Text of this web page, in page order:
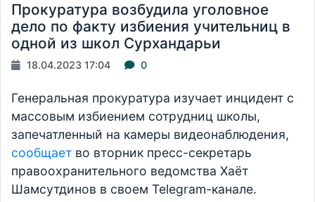
Прокуратура возбудила уголовное
дело по факту избиения учительниц в
одной из школ Сурхандарьи
18.04.2023 17:04 0
Генеральная прокуратура изучает инцидент с
массовым избиением сотрудниц школы,
запечатленный на камеры видеонаблюдения,
сообщает во вторник пресс-секретарь
правоохранительного ведомства Хаёт
Шамсутдинов в своем Telegram-канале.